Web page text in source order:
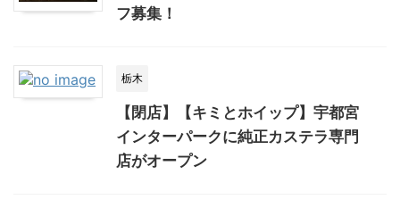
フ募集！
栃木
【閉店】【キミとホイップ】宇都宮
インターパークに純正カステラ専門
店がオープン